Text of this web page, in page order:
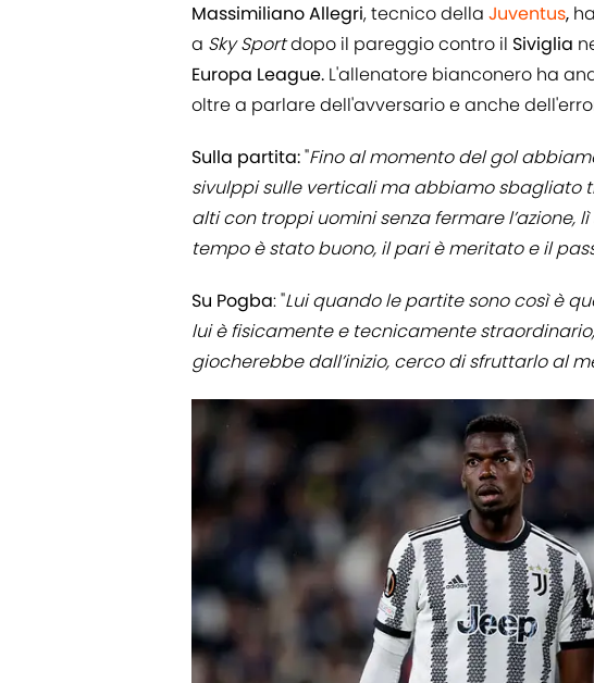
Massimiliano Allegri, tecnico della Juventus,
a Sky Sportdopo il pareggio contro il Siviglia
Europa League. L'allenatore bianconero ha
oltre a parlare dell'avversario e anche
Sulla partita:"Fino al momento del gol
sivulppi sulle verticali ma abbiamo sbagliato
alti con troppi uomini senza fermare l’azione,
tempo è stato buono, il pari è meritato e il
Su Pogba: "Lui quando le partite sono così è
lui è fisicamente e tecnicamente
giocherebbe dall’inizio, cerco di sfruttarlo al